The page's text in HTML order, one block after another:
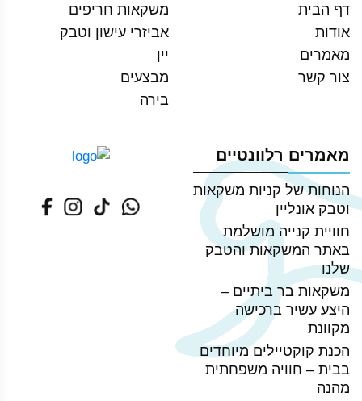
דף הבית
אודות
מאמרים
צור קשר
משקאות חריפים
אביזרי עישון וטבק
יין
מבצעים
בירה
מאמרים רלוונטיים
הנוחות של קניות משקאות
וטבק אונליין
חוויית קנייה מושלמת
באתר המשקאות והטבק
שלנו
משקאות בר ביתיים –
היצע עשיר ברכישה
מקוונת
הכנת קוקטיילים מיוחדים
בבית – חוויה משפחתית
מהנה